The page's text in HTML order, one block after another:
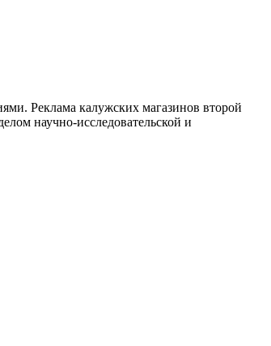
Реклама калужских магазинов второй
научно-исследовательской и